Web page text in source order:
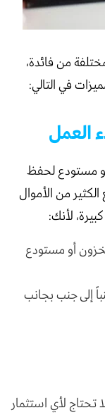
من فائدة،
في التالي:
العمل
مستودع لحفظ
من الأموال
لأنك:
أو مستودع
إلى جنب بجانب
تحتاج لأي استثمار